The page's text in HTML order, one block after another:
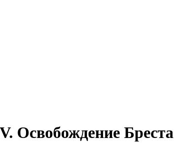
Освобождение Бреста